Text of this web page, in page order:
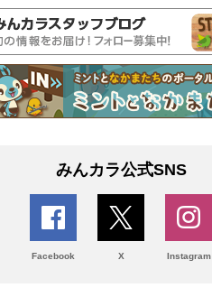
みんカラ公式SNS
Facebook X Instagram